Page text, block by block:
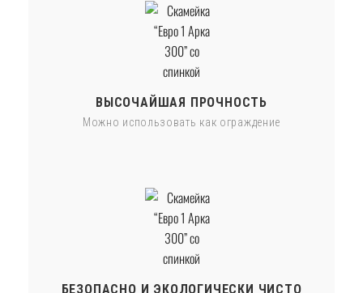
ВЫСОЧАЙШАЯ ПРОЧНОСТЬ
Можно использовать как ограждение
БЕЗОПАСНО И ЭКОЛОГИЧЕСКИ ЧИСТО